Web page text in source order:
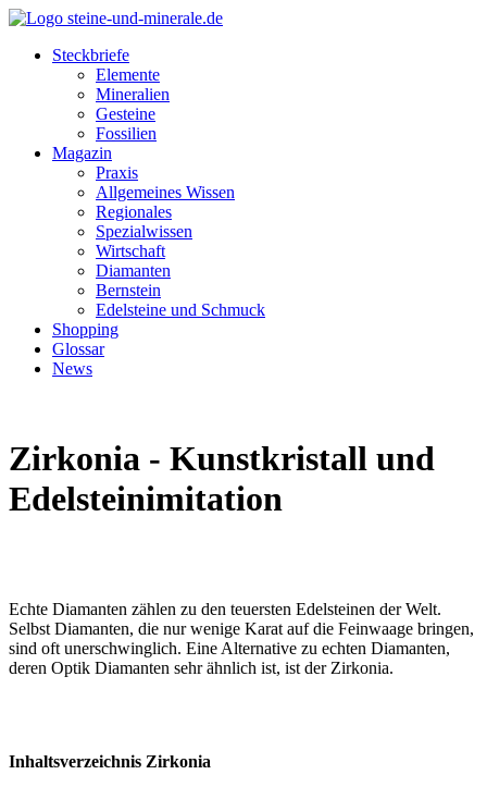
Steckbriefe
Elemente
Mineralien
Gesteine
Fossilien
Magazin
Praxis
Allgemeines Wissen
Regionales
Spezialwissen
Wirtschaft
Diamanten
Bernstein
Edelsteine und Schmuck
Shopping
Glossar
News
Zirkonia - Kunstkristall und
Edelsteinimitation
Echte Diamanten zählen zu den teuersten Edelsteinen der Welt.
Selbst Diamanten, die nur wenige Karat auf die Feinwaage bringen,
sind oft unerschwinglich. Eine Alternative zu echten Diamanten,
deren Optik Diamanten sehr ähnlich ist, ist der Zirkonia.
Inhaltsverzeichnis Zirkonia